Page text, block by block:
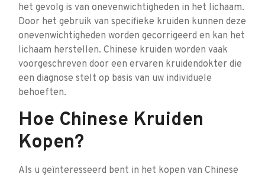
het gevolg is van onevenwichtigheden in het lichaam.
Door het gebruik van specifieke kruiden kunnen deze
onevenwichtigheden worden gecorrigeerd en kan het
lichaam herstellen. Chinese kruiden worden vaak
voorgeschreven door een ervaren kruidendokter die
een diagnose stelt op basis van uw individuele
behoeften.
Hoe Chinese Kruiden
Kopen?
Als u geïnteresseerd bent in het kopen van Chinese